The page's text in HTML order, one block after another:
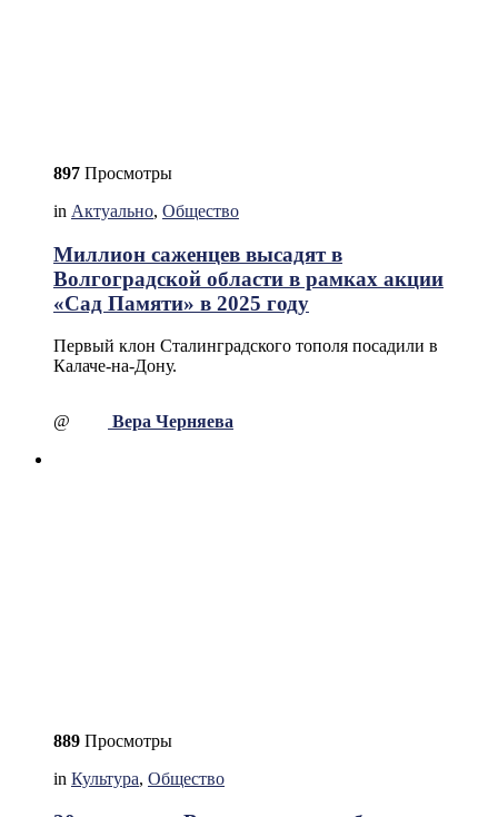
897 Просмотры
in Актуально, Общество
Миллион саженцев высадят в
Волгоградской области в рамках акции
«Сад Памяти» в 2025 году
Первый клон Сталинградского тополя посадили в
Калаче-на-Дону.
@ Вера Черняева
889 Просмотры
in Культура, Общество